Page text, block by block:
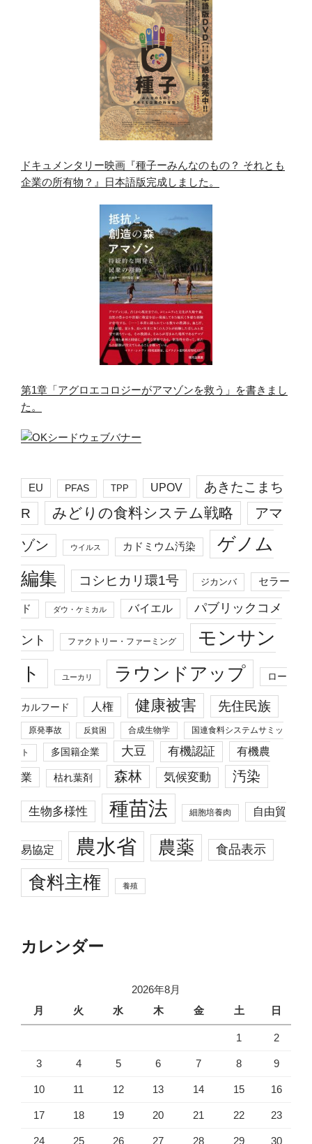
ドキュメンタリー映画『種子ーみんなのもの？ それとも
企業の所有物？』日本語版完成しました。
第1章「アグロエコロジーがアマゾンを救う」を書きまし
た。
EU PFAS TPP UPOV
あきたこまち
R
みどりの食料システム戦略 アマ
ゾン ウイルス カドミウム汚染
ゲノム
編集
コシヒカリ環1号 ジカンバ セラー
ド ダウ・ケミカル バイエル パブリックコメ
ント ファクトリー・ファーミング
モンサン
ト
ユーカリ ラウンドアップ ロー
カルフード 人権 健康被害 先住民族
原発事故 反貧困 合成生物学 国連食料システムサミッ
ト 多国籍企業 大豆 有機認証 有機農
業 枯れ葉剤 森林 気候変動 汚染
生物多様性 種苗法 細胞培養肉 自由貿
易協定 農水省 農薬 食品表示
食料主権 養殖
カレンダー
2026年8月
月
火 水 木 金 土 日
1 2
3 4 5 6 7 8 9
10 11 12 13 14 15 16
17 18 19 20 21 22 23
24 25 26 27 28 29 30